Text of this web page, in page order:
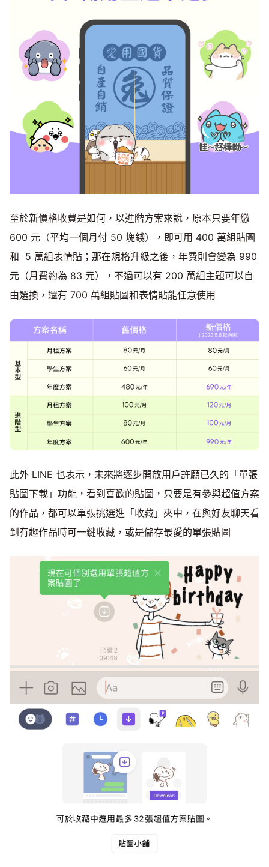
至於新價格收費是如何，以進階方案來說，原本只要年繳
600 元（平均一個月付 50 塊錢），即可用 400 萬組貼圖
和 5 萬組表情貼；那在規格升級之後，年費則會變為 990
元（月費約為 83 元），不過可以有 200 萬組主題可以自
由選換，還有 700 萬組貼圖和表情貼能任意使用
此外 LINE 也表示，未來將逐步開放用戶許願已久的「單張
貼圖下載」功能，看到喜歡的貼圖，只要是有參與超值方案
的作品，都可以單張挑選進「收藏」夾中，在與好友聊天看
到有趣作品時可一鍵收藏，或是儲存最愛的單張貼圖